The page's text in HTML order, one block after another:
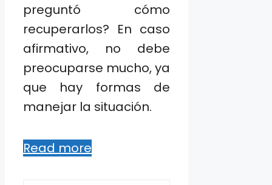
preguntó cómo
recuperarlos? En caso
afirmativo, no debe
preocuparse mucho, ya
que hay formas de
manejar la situación.
Read more